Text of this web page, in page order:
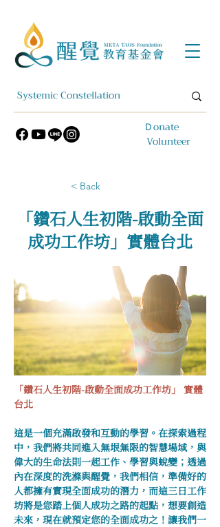
​Ｄonate
Volunteer
< Back
「鑽石人生初階-啟動全面
成功工作坊」實體台北
「鑽石人生初階-啟動全面成功工作坊」 實體
台北
這是一個充滿啟發和互動的學習。在探索過程
中，我們將共同進入無垠無限的智慧場域，與
偉大的生命法則一起工作、學習與蛻變；透過
內在深度的洗滌與醒覺，我們相信，準備好的
人都擁有實現全面成功的潛力，而這三日工作
坊將是您踏上個人成功之路的起點，想要創造
未來，現在就預定您的全面成功之！讓我們一